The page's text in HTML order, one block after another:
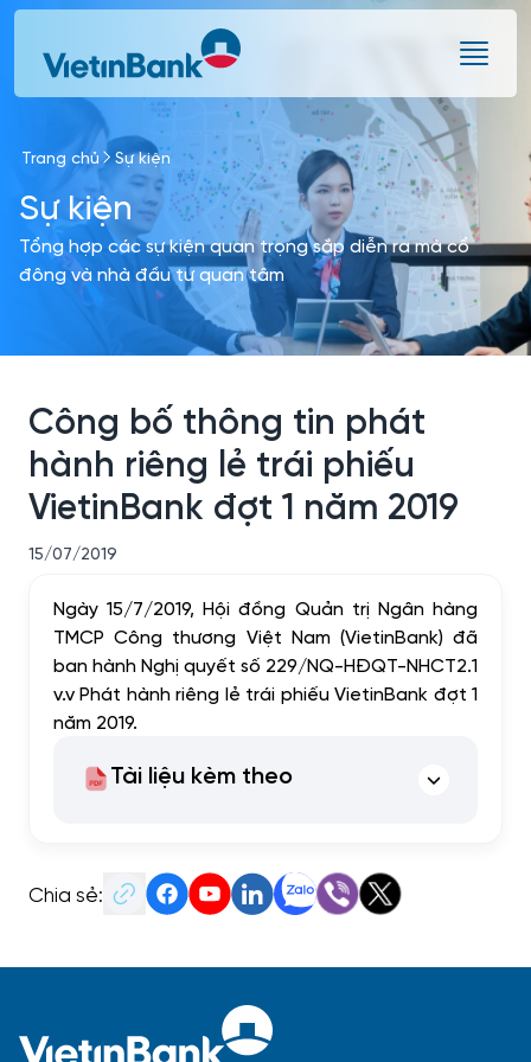
Skip to Main Content
Trang chủ Sự kiện
Sự kiện
Tổng hợp các sự kiện quan trọng sắp diễn ra mà cổ
đông và nhà đầu tư quan tâm
Công bố thông tin phát
hành riêng lẻ trái phiếu
VietinBank đợt 1 năm 2019
15/07/2019
Ngày 15/7/2019, Hội đồng Quản trị Ngân hàng
TMCP Công thương Việt Nam (VietinBank) đã
ban hành Nghị quyết số 229/NQ-HĐQT-NHCT2.1
v.v Phát hành riêng lẻ trái phiếu VietinBank đợt 1
năm 2019.
Tài liệu kèm theo
Chia sẻ: